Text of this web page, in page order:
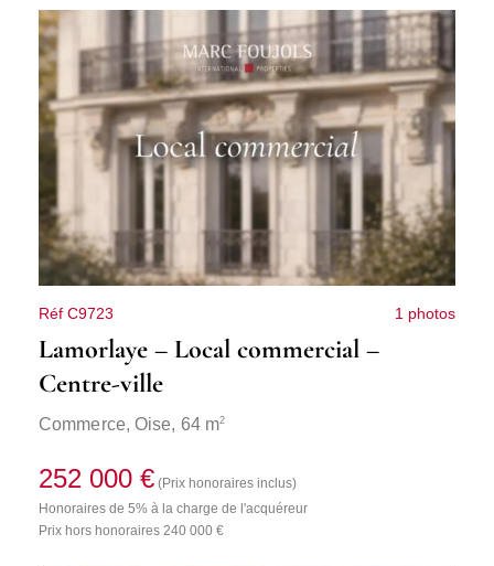
Réf C9723 1 photos
Lamorlaye – Local commercial –
Centre-ville
Commerce, Oise, 64 m2
252 000 € (Prix honoraires inclus)
Honoraires de 5% à la charge de l'acquéreur
Prix hors honoraires 240 000 €